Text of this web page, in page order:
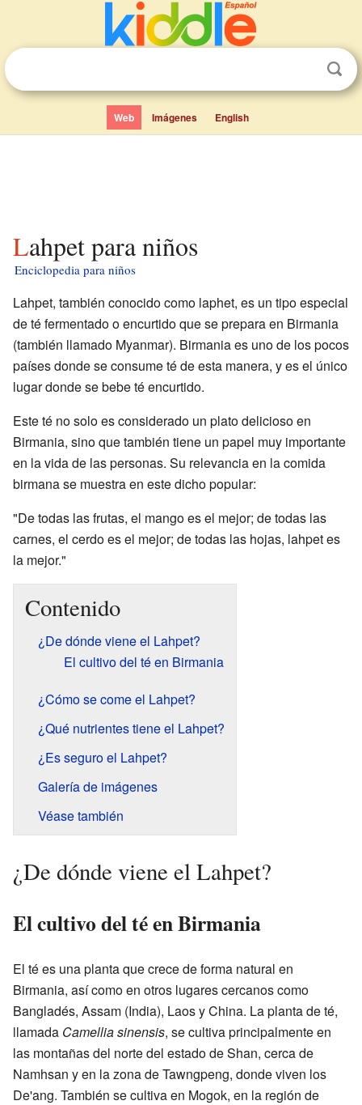
Web Imágenes English
Lahpet para niños
Enciclopedia para niños
Lahpet, también conocido como laphet, es un tipo especial
de té fermentado o encurtido que se prepara en Birmania
(también llamado Myanmar). Birmania es uno de los pocos
países donde se consume té de esta manera, y es el único
lugar donde se bebe té encurtido.
Este té no solo es considerado un plato delicioso en
Birmania, sino que también tiene un papel muy importante
en la vida de las personas. Su relevancia en la comida
birmana se muestra en este dicho popular:
"De todas las frutas, el mango es el mejor; de todas las
carnes, el cerdo es el mejor; de todas las hojas, lahpet es
la mejor."
Contenido
¿De dónde viene el Lahpet?
El cultivo del té en Birmania
¿Cómo se come el Lahpet?
¿Qué nutrientes tiene el Lahpet?
¿Es seguro el Lahpet?
Galería de imágenes
Véase también
¿De dónde viene el Lahpet?
El cultivo del té en Birmania
El té es una planta que crece de forma natural en
Birmania, así como en otros lugares cercanos como
Bangladés, Assam (India), Laos y China. La planta de té,
llamada Camellia sinensis, se cultiva principalmente en
las montañas del norte del estado de Shan, cerca de
Namhsan y en la zona de Tawngpeng, donde viven los
De'ang. También se cultiva en Mogok, en la región de